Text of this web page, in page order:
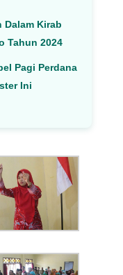
Dalam Kirab
Tahun 2024
Pagi Perdana
Ini